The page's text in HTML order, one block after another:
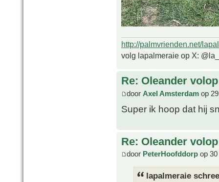
http://palmvrienden.net/
volg lapalmeraie op X:
Re: Oleander
door Axel Amsterdam op
Super ik hoop dat hij
Re: Oleander
door PeterHoofddorp op
lapalmeraie